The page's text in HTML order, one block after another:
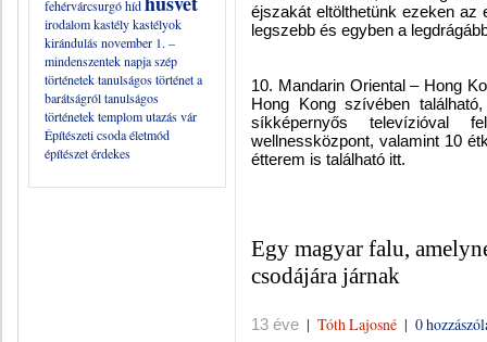
fehérvárcsurgóhíd
irodalomkastélykastélyok
kirándulásnovember 1. –
mindenszentek napjaszép
történetektanulságos történet a
barátságróltanulságos
történetektemplomutazásvár
Építészeti csodaéletmód
építészetérdekes
éjszakát eltölthetünk ezeken
legszebb és egyben a
10. Mandarin Oriental – Hong
Hong Kong szívében
síkképernyős televízióval
wellnessközpont, valamint 10
étterem is található itt.
Egy magyar falu,
csodájára járnak
13 éve | Tóth Lajosné | 0